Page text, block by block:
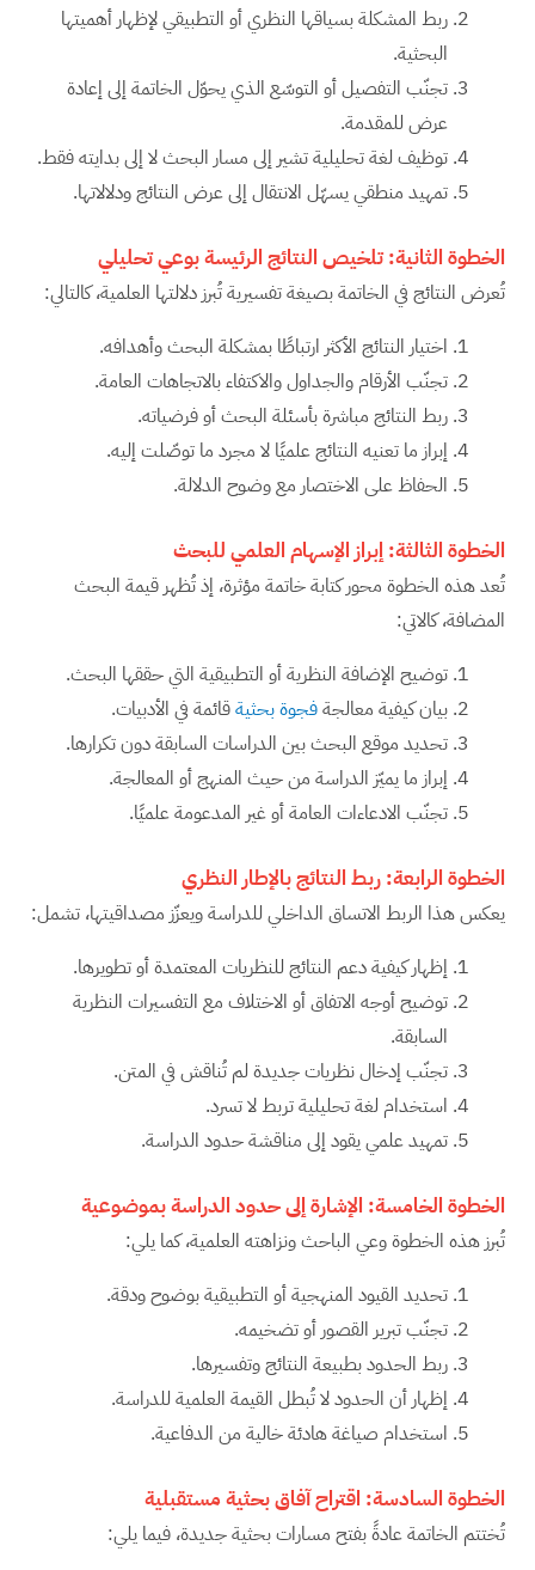
ربط المشكلة بسياقها النظري أو التطبيقي لإظهار أهميتها
البحثية.
تجنّب التفصيل أو التوسّع الذي يحوّل الخاتمة إلى إعادة
عرض للمقدمة.
توظيف لغة تحليلية تشير إلى مسار البحث لا إلى بدايته فقط.
تمهيد منطقي يسهّل الانتقال إلى عرض النتائج ودلالاتها.
الخطوة الثانية: تلخيص النتائج الرئيسة بوعي تحليلي
تُعرض النتائج في الخاتمة بصيغة تفسيرية تُبرز دلالتها العلمية، كالتالي:
اختيار النتائج الأكثر ارتباطًا بمشكلة البحث وأهدافه.
تجنّب الأرقام والجداول والاكتفاء بالاتجاهات العامة.
ربط النتائج مباشرة بأسئلة البحث أو فرضياته.
إبراز ما تعنيه النتائج علميًا لا مجرد ما توصّلت إليه.
الحفاظ على الاختصار مع وضوح الدلالة.
الخطوة الثالثة: إبراز الإسهام العلمي للبحث
تُعد هذه الخطوة محور كتابة خاتمة مؤثرة، إذ تُظهر قيمة البحث
المضافة، كالاتي:
توضيح الإضافة النظرية أو التطبيقية التي حققها البحث.
بيان كيفية معالجةفجوة بحثيةقائمة في الأدبيات.
تحديد موقع البحث بين الدراسات السابقة دون تكرارها.
إبراز ما يميّز الدراسة من حيث المنهج أو المعالجة.
تجنّب الادعاءات العامة أو غير المدعومة علميًا.
الخطوة الرابعة: ربط النتائج بالإطار النظري
يعكس هذا الربط الاتساق الداخلي للدراسة ويعزّز مصداقيتها، تشمل:
إظهار كيفية دعم النتائج للنظريات المعتمدة أو تطويرها.
توضيح أوجه الاتفاق أو الاختلاف مع التفسيرات النظرية
السابقة.
تجنّب إدخال نظريات جديدة لم تُناقش في المتن.
استخدام لغة تحليلية تربط لا تسرد.
تمهيد علمي يقود إلى مناقشة حدود الدراسة.
الخطوة الخامسة: الإشارة إلى حدود الدراسة بموضوعية
تُبرز هذه الخطوة وعي الباحث ونزاهته العلمية، كما يلي:
تحديد القيود المنهجية أو التطبيقية بوضوح ودقة.
تجنّب تبرير القصور أو تضخيمه.
ربط الحدود بطبيعة النتائج وتفسيرها.
إظهار أن الحدود لا تُبطل القيمة العلمية للدراسة.
استخدام صياغة هادئة خالية من الدفاعية.
الخطوة السادسة: اقتراح آفاق بحثية مستقبلية
تُختتم الخاتمة عادةً بفتح مسارات بحثية جديدة، فيما يلي: